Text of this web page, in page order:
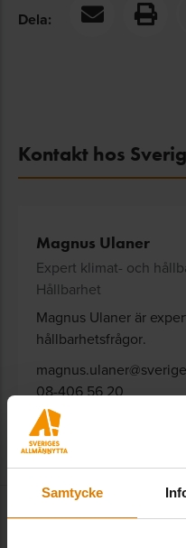
Samtycke
Dela:
Kontakt hos
Magnus Ulaner
Expert klimat- och
Hållbarhet
Magnus Ulaner är
hållbarhetsfrågor.
08-406 56 20
Kontakta